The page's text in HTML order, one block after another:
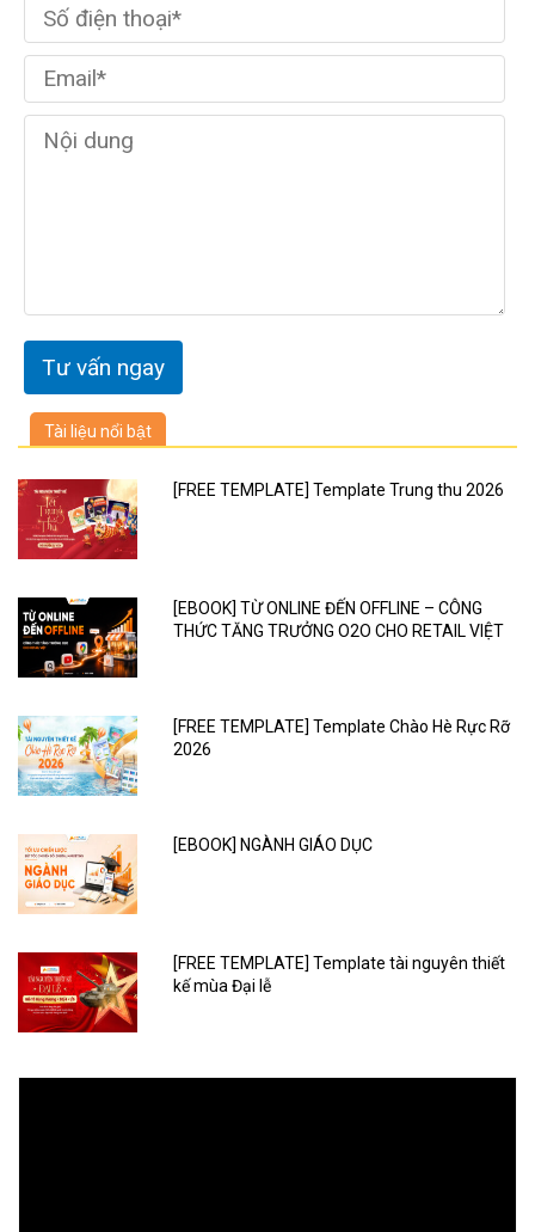
Tài liệu nổi bật
[FREE TEMPLATE] Template Trung thu 2026
[EBOOK] TỪ ONLINE ĐẾN OFFLINE – CÔNG
THỨC TĂNG TRƯỞNG O2O CHO RETAIL VIỆT
[FREE TEMPLATE] Template Chào Hè Rực Rỡ
2026
[EBOOK] NGÀNH GIÁO DỤC
[FREE TEMPLATE] Template tài nguyên thiết
kế mùa Đại lễ